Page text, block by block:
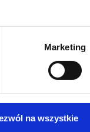
Marketing
na wszystkie
Sugestii